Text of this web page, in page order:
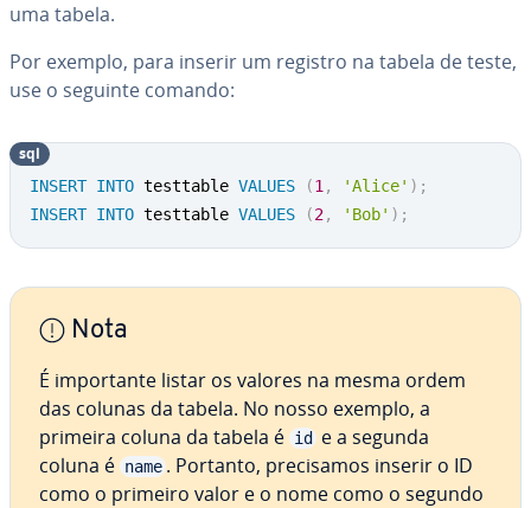
uma tabela.
Por exemplo, para inserir um registro na tabela de teste,
use o seguinte comando:
INSERT INTO testtable VALUES (1 , 'Alice' ) ;
INSERT INTO testtable VALUES (2, 'Bob' ) ;
sql
Nota
É im­por­tante listar os valores na mesma ordem
das colunas da tabela. No nosso exemplo, a
primeira coluna da tabela é id
e a segunda
coluna é name . Portanto, pre­ci­sa­mos inserir o ID
como o primeiro valor e o nome como o segundo